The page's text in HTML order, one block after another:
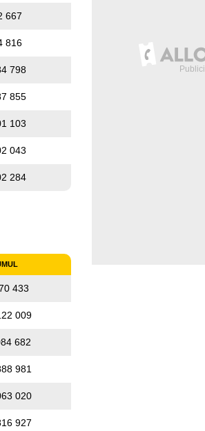
667
816
798
855
103
043
284
433
009
682
981
020
927